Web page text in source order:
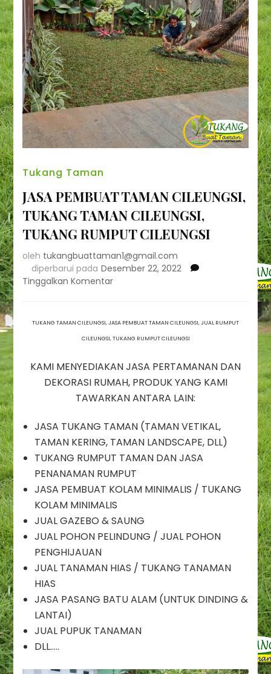
Tukang Taman
JASA PEMBUAT TAMAN CILEUNGSI,
TUKANG TAMAN CILEUNGSI,
TUKANG RUMPUT CILEUNGSI
oleh tukangbuattaman1@gmail.com
diperbarui pada Desember 22, 2022
Tinggalkan Komentarpada
TAMAN
TUKANG
CILEUNGSI,
TUKANG
RUMPUT
TUKANG TAMAN CILEUNGSI, JASA PEMBUAT TAMAN CILEUNGSI, JUAL RUMPUT
CILEUNGSI, TUKANG RUMPUT CILEUNGSI
KAMI MENYEDIAKAN JASA PERTAMANAN DAN
DEKORASI RUMAH, PRODUK YANG KAMI
TAWARKAN ANTARA LAIN:
JASA TUKANG TAMAN (TAMAN VETIKAL,
TAMAN KERING, TAMAN LANDSCAPE, DLL)
TUKANG RUMPUT TAMAN DAN JASA
PENANAMAN RUMPUT
JASA PEMBUAT KOLAM MINIMALIS / TUKANG
KOLAM MINIMALIS
JUAL GAZEBO & SAUNG
JUAL POHON PELINDUNG / JUAL POHON
PENGHIJAUAN
JUAL TANAMAN HIAS / TUKANG TANAMAN
HIAS
JASA PASANG BATU ALAM (UNTUK DINDING &
LANTAI)
JUAL PUPUK TANAMAN
DLL…..